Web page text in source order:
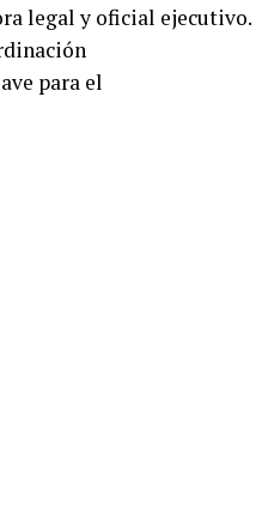
legal y oficial ejecutivo.
para el